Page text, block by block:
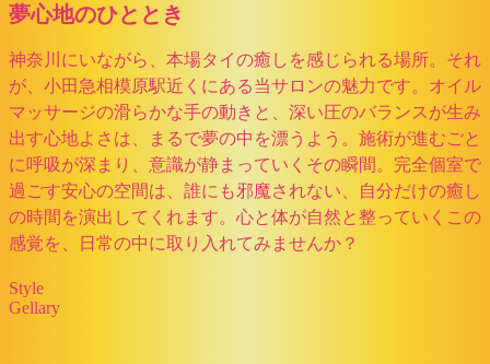
夢心地のひととき
神奈川にいながら、本場タイの癒しを感じられる場所。それ
が、小田急相模原駅近くにある当サロンの魅力です。オイル
マッサージの滑らかな手の動きと、深い圧のバランスが生み
出す心地よさは、まるで夢の中を漂うよう。施術が進むごと
に呼吸が深まり、意識が静まっていくその瞬間。完全個室で
過ごす安心の空間は、誰にも邪魔されない、自分だけの癒し
の時間を演出してくれます。心と体が自然と整っていくこの
感覚を、日常の中に取り入れてみませんか？
Style
Gellary